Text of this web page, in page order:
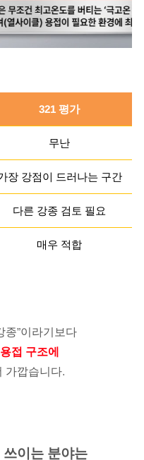
321 평가
무난
장 강점이 드러나는 구간
다른 강종 검토 필요
매우 적합
종”이라기보다
접 구조에
가깝습니다.
이는 분야는